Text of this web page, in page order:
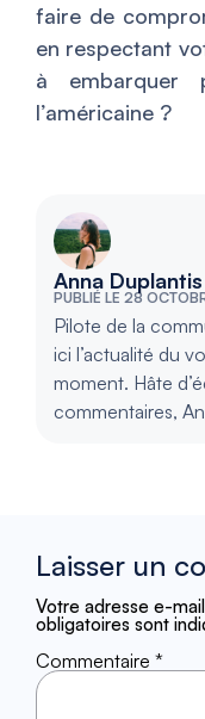
faire de
en respectant
à embarquer
l’américaine ?
Anna Duplantis
PUBLIÉ LE 28
Pilote de la
ici l’actualité du
moment. Hâte
commentaires,
Laisser un
Votre adresse e-
obligatoires sont
Commentaire *